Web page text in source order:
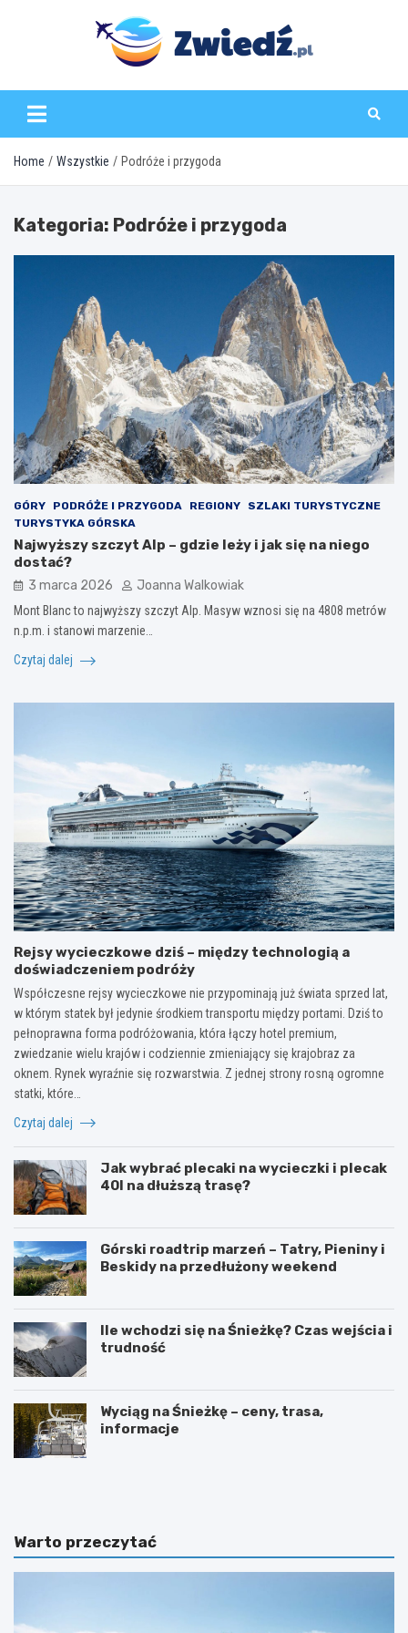
zwiedz.pl
Home Wszystkie Podróże i przygoda
Kategoria: Podróże i przygoda
GÓRY PODRÓŻE I PRZYGODA REGIONY
SZLAKI TURYSTYCZNE
TURYSTYKA GÓRSKA
Najwyższy szczyt Alp – gdzie leży i jak się na niego
dostać?
3 marca 2026 Joanna Walkowiak
Mont Blanc to najwyższy szczyt Alp. Masyw wznosi się na 4808 metrów
n.p.m. i stanowi marzenie…
Czytaj dalej
Rejsy wycieczkowe dziś – między technologią a
doświadczeniem podróży
Współczesne rejsy wycieczkowe nie przypominają już świata sprzed lat,
w którym statek był jedynie środkiem transportu między portami. Dziś to
pełnoprawna forma podróżowania, która łączy hotel premium,
zwiedzanie wielu krajów i codziennie zmieniający się krajobraz za
oknem. Rynek wyraźnie się rozwarstwia. Z jednej strony rosną ogromne
statki, które…
Czytaj dalej
Jak wybrać plecaki na wycieczki i plecak
40l na dłuższą trasę?
Górski roadtrip marzeń – Tatry, Pieniny i
Beskidy na przedłużony weekend
Ile wchodzi się na Śnieżkę? Czas wejścia i
trudność
Wyciąg na Śnieżkę – ceny, trasa,
informacje
W
O
w
c
m
O
b
o
t
i
Warto przeczytać